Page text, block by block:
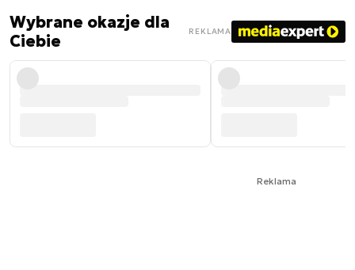
Wybrane okazje dla
Ciebie
REKLAMA
Reklama